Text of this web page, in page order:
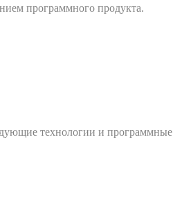
программного продукта.
технологии и программные